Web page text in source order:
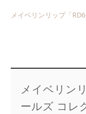
メイベリンリップ「
メイベリン
ールズ コレ